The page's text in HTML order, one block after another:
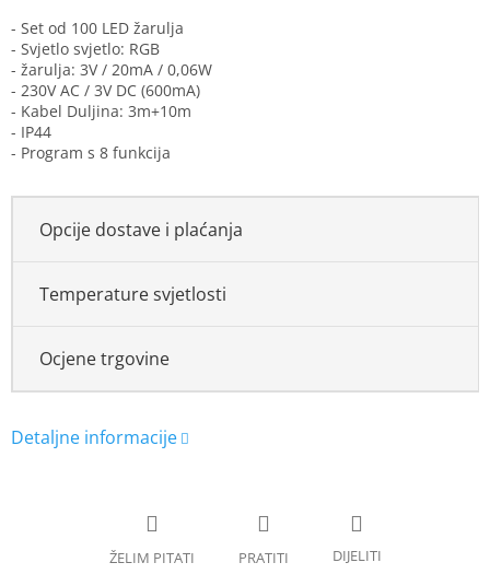
- Set od 100 LED žarulja
- Svjetlo svjetlo: RGB
- žarulja: 3V / 20mA / 0,06W
- 230V AC / 3V DC (600mA)
- Kabel Duljina: 3m+10m
- IP44
- Program s 8 funkcija
Opcije dostave i plaćanja
Temperature svjetlosti
Ocjene trgovine